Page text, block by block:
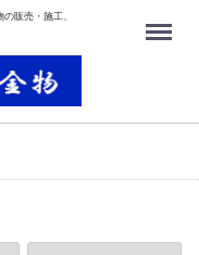
販売・施工、
Menu